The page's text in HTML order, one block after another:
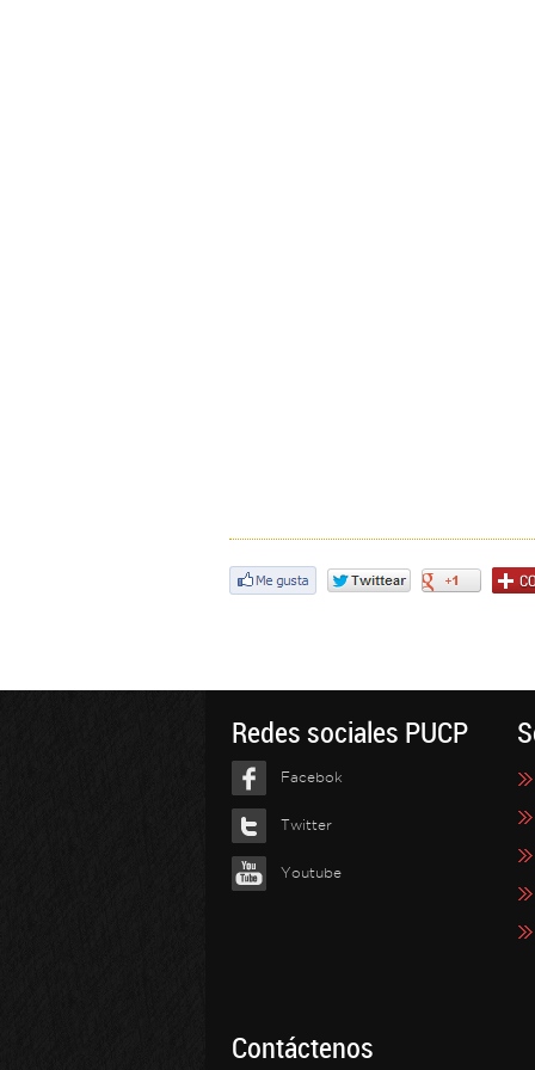
Redes sociales PUCP
Facebok
Twitter
Youtube
Contáctenos